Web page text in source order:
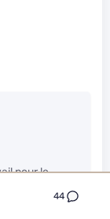
44
pour le
aurait eu